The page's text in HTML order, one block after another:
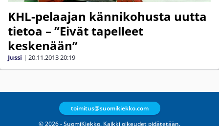
KHL-pelaajan kännikohusta uutta
tietoa – ”Eivät tapelleet
keskenään”
Jussi | 20.11.201320:19
© 2026 - SuomiKiekko. Kaikki oikeudet pidätetään.
toimitus@suomikiekko.com